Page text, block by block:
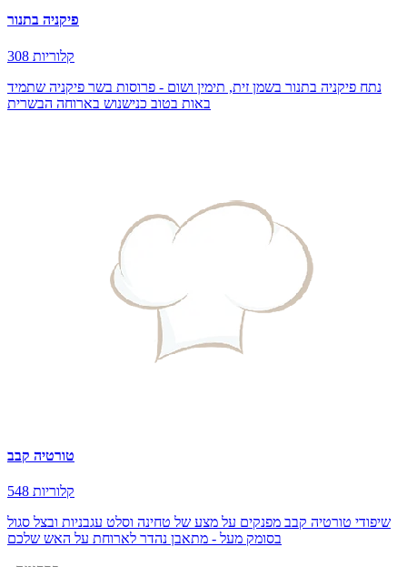
פיקניה בתנור
308 קלוריות
נתח פיקניה בתנור בשמן זית, תימין ושום - פרוסות בשר פיקניה שתמיד
באות בטוב כנישנוש בארוחה הבשרית
טורטיה קבב
548 קלוריות
שיפודי טורטיה קבב מפנקים על מצע של טחינה וסלט עגבניות ובצל סגול
בסומק מעל - מתאבן נהדר לארוחת על האש שלכם